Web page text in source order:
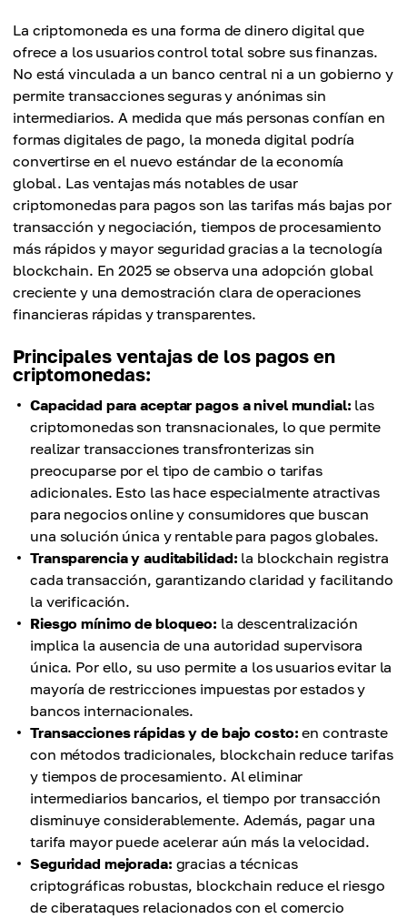
La criptomoneda es una forma de dinero digital que
ofrece a los usuarios control total sobre sus finanzas.
No está vinculada a un banco central ni a un gobierno y
permite transacciones seguras y anónimas sin
intermediarios. A medida que más personas confían en
formas digitales de pago, la moneda digital podría
convertirse en el nuevo estándar de la economía
global. Las ventajas más notables de usar
criptomonedas para pagos son las tarifas más bajas por
transacción y negociación, tiempos de procesamiento
más rápidos y mayor seguridad gracias a la tecnología
blockchain. En 2025 se observa una adopción global
creciente y una demostración clara de operaciones
financieras rápidas y transparentes.
Principales ventajas de los pagos en
criptomonedas:
Capacidad para aceptar pagos a nivel mundial: las
criptomonedas son transnacionales, lo que permite
realizar transacciones transfronterizas sin
preocuparse por el tipo de cambio o tarifas
adicionales. Esto las hace especialmente atractivas
para negocios online y consumidores que buscan
una solución única y rentable para pagos globales.
Transparencia y auditabilidad: la blockchain registra
cada transacción, garantizando claridad y facilitando
la verificación.
Riesgo mínimo de bloqueo: la descentralización
implica la ausencia de una autoridad supervisora
única. Por ello, su uso permite a los usuarios evitar la
mayoría de restricciones impuestas por estados y
bancos internacionales.
Transacciones rápidas y de bajo costo: en contraste
con métodos tradicionales, blockchain reduce tarifas
y tiempos de procesamiento. Al eliminar
intermediarios bancarios, el tiempo por transacción
disminuye considerablemente. Además, pagar una
tarifa mayor puede acelerar aún más la velocidad.
Seguridad mejorada: gracias a técnicas
criptográficas robustas, blockchain reduce el riesgo
de ciberataques relacionados con el comercio